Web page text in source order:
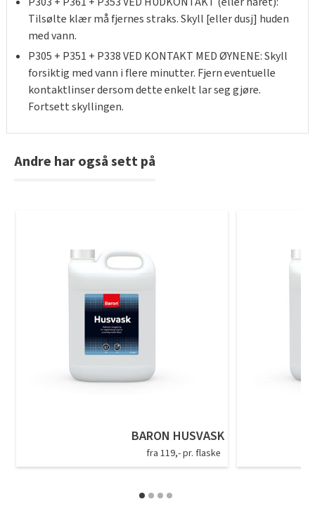
Tilsølte klær må fjernes straks. Skyll [eller dusj] huden
med vann.
P305 + P351 + P338 VED KONTAKT MED ØYNENE: Skyll
forsiktig med vann i flere minutter. Fjern eventuelle
kontaktlinser dersom dette enkelt lar seg gjøre.
Fortsett skyllingen.
Andre har også sett på
BARON HUSVASK
fra 119,- pr. flaske